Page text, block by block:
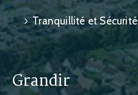
Tranquillité et Sécurité
Grandir